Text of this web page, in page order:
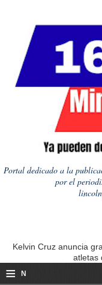
Portal dedicado a la
por el
Kelvin Cruz anuncia
atletas
≡ N